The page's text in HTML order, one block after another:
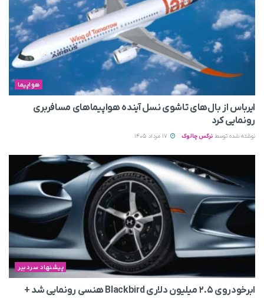
هواپیما
ایرباس از بال‌های تاشوی نسل آینده هواپیماهای مسافربری
رونمایی کرد
نوشته شده توسط نرگس چالوک
پیشنهاد سردبیر
ابرخودروی ۲.۵ میلیون دلاری Blackbird هنسی رونمایی شد +